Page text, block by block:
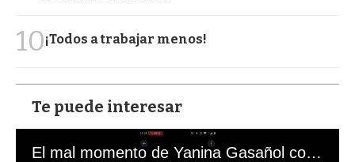
10¡Todos a trabajar menos!
Te puede interesar
El mal momento de Yanina Gasañol con un hincha argentino en "Subrayado"